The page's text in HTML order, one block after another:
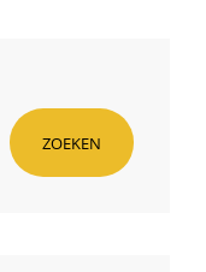
ZOEKEN